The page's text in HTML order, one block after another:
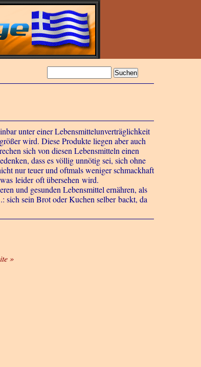
unter einer Lebensmittelunverträglichkeit
wird. Diese Produkte liegen aber auch
sich von diesen Lebensmitteln einen
dass es völlig unnötig sei, sich ohne
nur teuer und oftmals weniger schmackhaft
leider oft übersehen wird.
und gesunden Lebensmittel ernähren, als
sich sein Brot oder Kuchen selber backt, da
»